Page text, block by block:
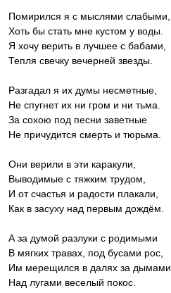
Помирился я с мыслями слабыми,
Хоть бы стать мне кустом у воды.
Я хочу верить в лучшее с бабами,
Тепля свечку вечерней звезды.
Разгадал я их думы несметные,
Не спугнет их ни гром и ни тьма.
За сохою под песни заветные
Не причудится смерть и тюрьма.
Они верили в эти каракули,
Выводимые с тяжким трудом,
И от счастья и радости плакали,
Как в засуху над первым дождём.
А за думой разлуки с родимыми
В мягких травах, под бусами рос,
Им мерещился в далях за дымами
Над лугами веселый покос.